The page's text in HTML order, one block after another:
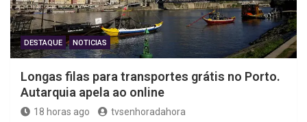
DESTAQUE NOTICIAS
Longas filas para transportes grátis no Porto.
Autarquia apela ao online
18 horas ago tvsenhoradahora